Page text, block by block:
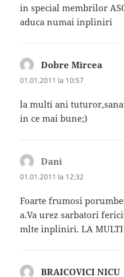
in special membrilor
aduca numai inpliniri
Dobre Mircea
01.01.2011 la 10:57
la multi ani
in ce mai bune;)
Dani
01.01.2011 la 12:32
Foarte frumosi
a.Va urez sarbatori
mlte inpliniri. LA
BRAICOVICI NICU